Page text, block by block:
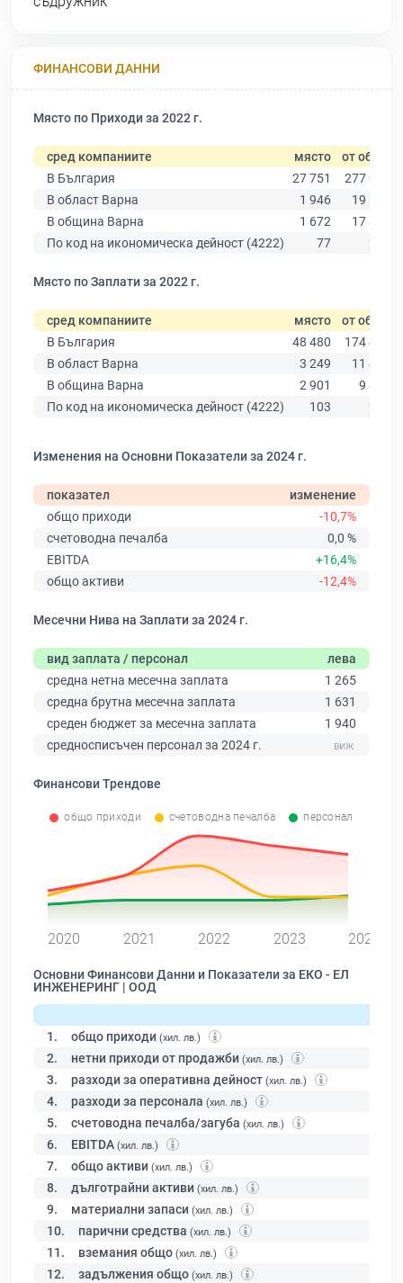
ФИНАНСОВИ ДАННИ
Място по Приходи за 2022 г.
сред компаниите място от общо
В България
27 751
277 019
В област Варна
1 946
19 882
В община Варна
1 672
17 349
По код на икономическа дейност (4222)
77 281
Място по Заплати за 2022 г.
сред компаниите място от общо
В България
48 480
174 403
В област Варна
3 249
11 437
В община Варна
2 901
9 876
По код на икономическа дейност (4222)
103 226
Изменения на Основни Показатели за 2024 г.
показател
изменение
общо приходи
-10,7%
счетоводна печалба
0,0 %
EBITDA
+16,4%
общо активи
-12,4%
Месечни Нива на Заплати за 2024 г.
вид заплата / персонал
лева
средна нетна месечна заплата
1 265
средна брутна месечна заплата
1 631
среден бюджет за месечна заплата
1 940
средносписъчен персонал за 2024 г.
Финансови Трендове
общо приходи счетоводна печалба персонал
2020 2021 2022 2023 2024
Основни Финансови Данни и Показатели за ЕКО - ЕЛ
ИНЖЕНЕРИНГ | ООД
1. общо приходи (хил. лв.)
2. нетни приходи от продажби (хил. лв.)
3. разходи за оперативна дейност (хил. лв.)
4. разходи за персонала (хил. лв.)
5. счетоводна печалба/загуба (хил. лв.)
6. EBITDA (хил. лв.)
7. общо активи (хил. лв.)
8. дълготрайни активи (хил. лв.)
9. материални запаси (хил. лв.)
10. парични средства (хил. лв.)
11. вземания общо (хил. лв.)
12. задължения общо (хил. лв.)